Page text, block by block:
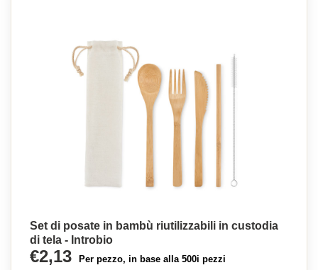
Set di posate in bambù riutilizzabili in custodia
di tela - Introbio
€2,13 Per pezzo, in base alla 500i pezzi